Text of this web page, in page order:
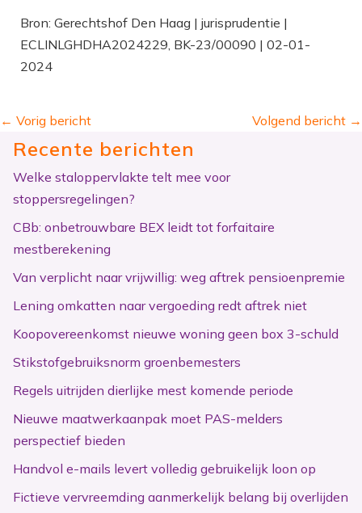
Bron: Gerechtshof Den Haag | jurisprudentie |
ECLINLGHDHA2024229, BK-23/00090 | 02-01-
2024
← Vorig bericht Volgend bericht →
Recente berichten
Welke staloppervlakte telt mee voor
stoppersregelingen?
CBb: onbetrouwbare BEX leidt tot forfaitaire
mestberekening
Van verplicht naar vrijwillig: weg aftrek pensioenpremie
Lening omkatten naar vergoeding redt aftrek niet
Koopovereenkomst nieuwe woning geen box 3-schuld
Stikstofgebruiksnorm groenbemesters
Regels uitrijden dierlijke mest komende periode
Nieuwe maatwerkaanpak moet PAS-melders
perspectief bieden
Handvol e-mails levert volledig gebruikelijk loon op
Fictieve vervreemding aanmerkelijk belang bij overlijden